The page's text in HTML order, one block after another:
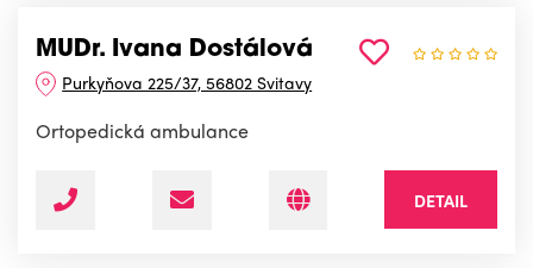
MUDr. Ivana Dostálová
Purkyňova 225/37, 56802 Svitavy
Ortopedická ambulance
DETAIL